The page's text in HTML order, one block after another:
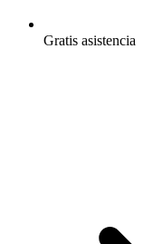
Gratis asistencia